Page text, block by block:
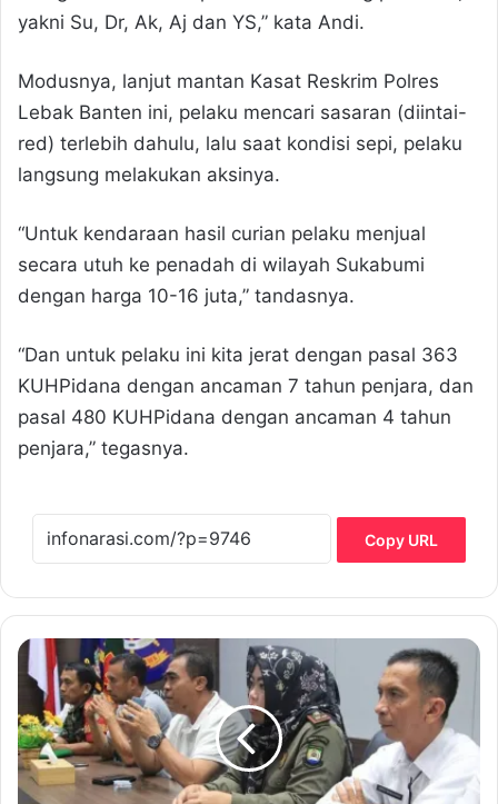
yakni Su, Dr, Ak, Aj dan YS,” kata Andi.
Modusnya, lanjut mantan Kasat Reskrim Polres
Lebak Banten ini, pelaku mencari sasaran (diintai-
red) terlebih dahulu, lalu saat kondisi sepi, pelaku
langsung melakukan aksinya.
“Untuk kendaraan hasil curian pelaku menjual
secara utuh ke penadah di wilayah Sukabumi
dengan harga 10-16 juta,” tandasnya.
“Dan untuk pelaku ini kita jerat dengan pasal 363
KUHPidana dengan ancaman 7 tahun penjara, dan
pasal 480 KUHPidana dengan ancaman 4 tahun
penjara,” tegasnya.
Copy URL
J
a
n
g
R